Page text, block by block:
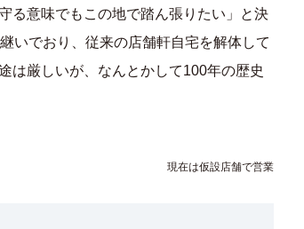
る意味でもこの地で踏ん張りたい」と決
いでおり、従来の店舗軒自宅を解体して
は厳しいが、なんとかして100年の歴史
現在は仮設店舗で営業